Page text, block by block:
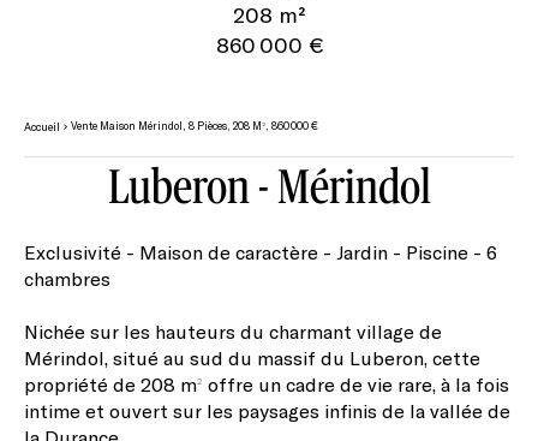
208 m²
860 000 €
Accueil Vente Maison Mérindol, 8 Pièces, 208 M², 860 000 €
Luberon - Mérindol
Exclusivité - Maison de caractère - Jardin - Piscine - 6
chambres
Nichée sur les hauteurs du charmant village de
Mérindol, situé au sud du massif du Luberon, cette
propriété de 208 m² offre un cadre de vie rare, à la fois
intime et ouvert sur les paysages infinis de la vallée de